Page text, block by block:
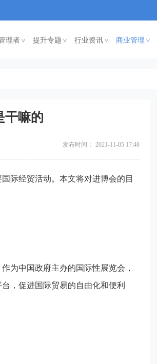
理者< 提升专题 < 行业资讯 < 商业管理<
干嘛的
发布时间： 2021-11-05 17:48
际经贸活动。本文将对进博会的目
为中国政府主办的国际性展览会，
，促进国际贸易的自由化和便利